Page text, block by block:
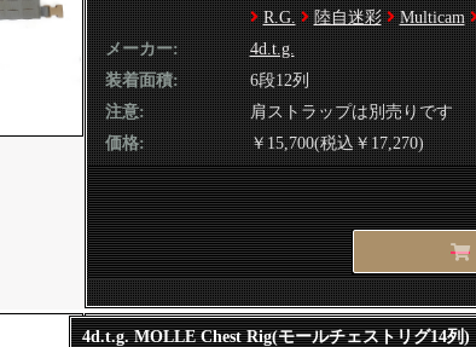
R.G.
陸自迷彩 Multicam
メーカー:
4d.t.g.
装着面積:
6段12列
注意:
肩ストラップは別売りです
価格:
￥15,700(税込￥17,270)
4d.t.g. MOLLE Chest Rig(モールチェストリグ14列)